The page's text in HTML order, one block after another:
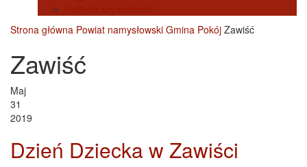
Strona główna Powiat namysłowski Gmina Pokój Zawiść
Zawiść
Maj
31
2019
Dzień Dziecka w Zawiści